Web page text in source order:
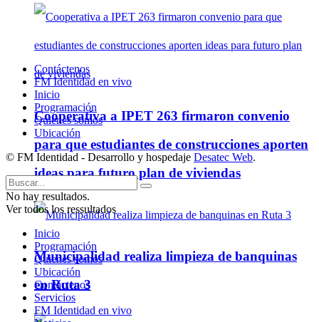
Cooperativa a IPET 263 firmaron convenio
para que estudiantes de construcciones aporten
ideas para futuro plan de viviendas
Municipalidad realiza limpieza de banquinas
en Ruta 3
Contáctenos
FM Identidad en vivo
Inicio
Programación
Quienes somos
Ubicación
© FM Identidad - Desarrollo y hospedaje Desatec Web.
No hay resultados.
Ver todos los ressultados
Inicio
Programación
Quienes somos
Ubicación
Contáctenos
Servicios
FM Identidad en vivo